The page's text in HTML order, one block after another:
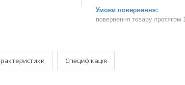
повернення товару протягом
Специфікація